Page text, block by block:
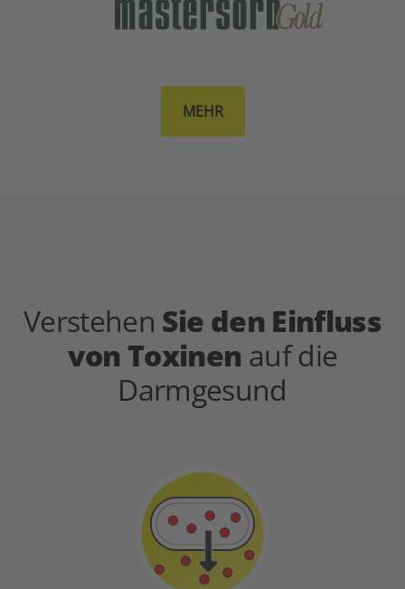
MEHR
Verstehen Sie den Einfluss
von Toxinen auf die
Darmgesund